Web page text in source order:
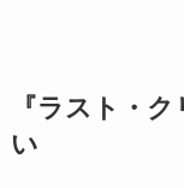
『ラスト・
い